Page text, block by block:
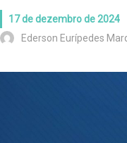
17 de dezembro de 2024
Ederson Eurípedes